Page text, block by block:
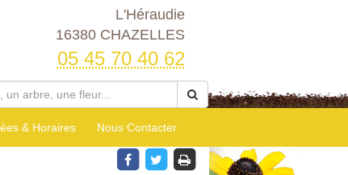
L'Héraudie
16380 CHAZELLES
05 45 70 40 62
& Horaires Nous Contacter